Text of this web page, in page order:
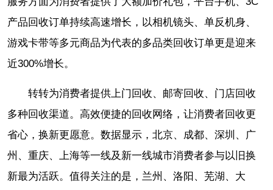
产品回收订单持续高速增长，以相机镜头、单反机身、
游戏卡带等多元商品为代表的多品类回收订单更是迎来
近300%增长。
转转为消费者提供上门回收、邮寄回收、门店回收
多种回收渠道。高效便捷的回收网络，让消费者回收更
省心，换新更愿意。数据显示，北京、成都、深圳、广
州、重庆、上海等一线及新一线城市消费者参与以旧换
新最为活跃。值得关注的是，兰州、洛阳、芜湖、大